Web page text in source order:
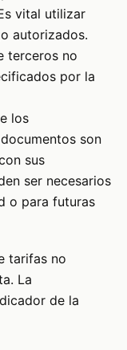
vital utilizar
autorizados.
terceros no
por la
los
son
sus
ser necesarios
o para futuras
tarifas no
La
de la